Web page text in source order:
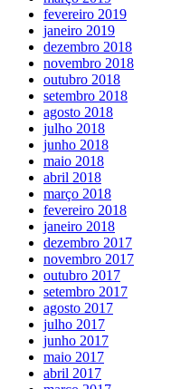
fevereiro 2019
janeiro 2019
dezembro 2018
novembro 2018
outubro 2018
setembro 2018
agosto 2018
julho 2018
junho 2018
maio 2018
abril 2018
março 2018
fevereiro 2018
janeiro 2018
dezembro 2017
novembro 2017
outubro 2017
setembro 2017
agosto 2017
julho 2017
junho 2017
maio 2017
abril 2017